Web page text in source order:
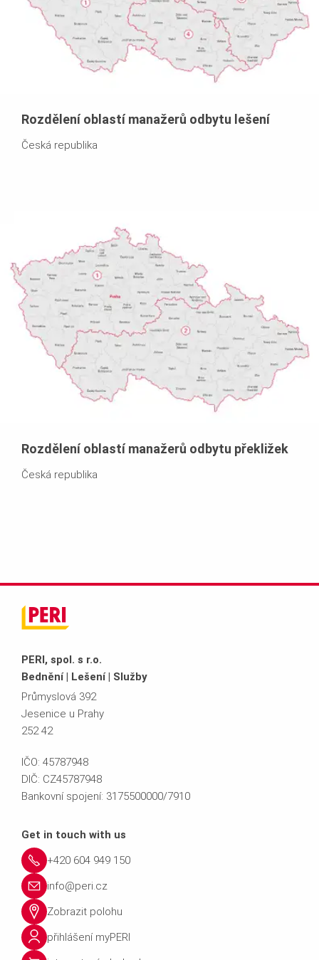
Rozdělení oblastí manažerů odbytu lešení
Česká republika
Rozdělení oblastí manažerů odbytu překližek
Česká republika
PERI, spol. s r.o.
Bednění | Lešení | Služby
Průmyslová 392
Jesenice u Prahy
252 42
IČO: 45787948
DIČ: CZ45787948
Bankovní spojení: 3175500000/7910
Get in touch with us
+420 604 949 150
info@peri.cz
Zobrazit polohu
přihlášení myPERI